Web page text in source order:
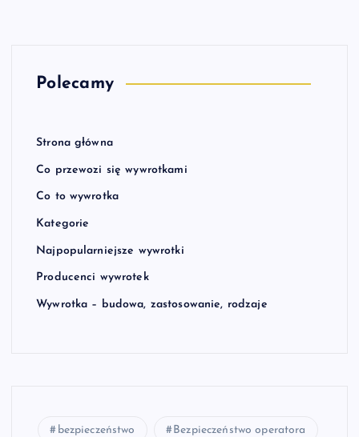
Polecamy
Strona główna
Co przewozi się wywrotkami
Co to wywrotka
Kategorie
Najpopularniejsze wywrotki
Producenci wywrotek
Wywrotka – budowa, zastosowanie, rodzaje
bezpieczeństwo Bezpieczeństwo operatora